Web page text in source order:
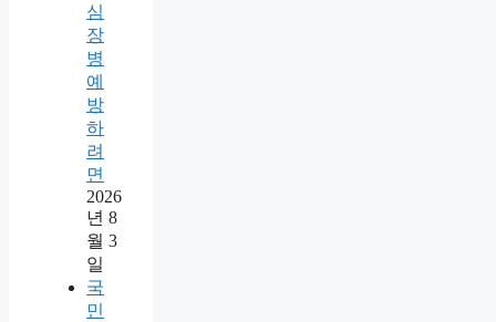
심
장
병
예
방
하
려
면
2026
년 8
월 3
일
국
민